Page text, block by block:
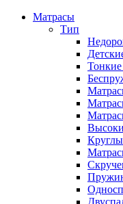
Матрасы
Тип
Тонкие